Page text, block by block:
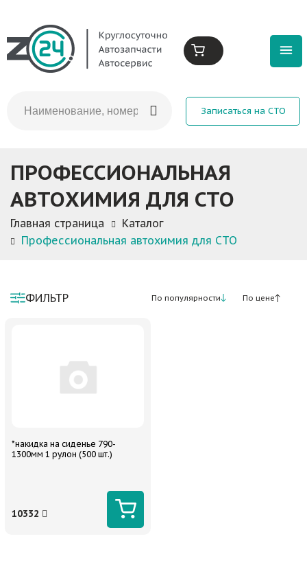
Записаться на СТО
ПРОФЕССИОНАЛЬНАЯ
АВТОХИМИЯ ДЛЯ СТО
Главная страница
Каталог
Профессиональная автохимия для СТО
ФИЛЬТР По популярности По цене
*накидка на сиденье 790-
1300мм 1 рулон (500 шт.)
10332